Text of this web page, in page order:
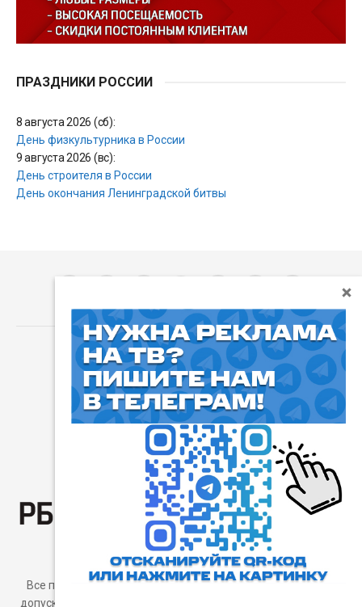
ПРАЗДНИКИ РОССИИ
8 августа 2026 (сб):
День физкультурника в России
9 августа 2026 (вс):
День строителя в России
День окончания Ленинградской битвы
Пользовательское соглашение
Все права защищены. Любое использование материалов
допускается только с согласия редакции, а также с ссылкой